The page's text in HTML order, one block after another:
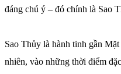
đáng chú ý – đó chính là Sao
Sao Thủy là hành tinh gần
nhiên, vào những thời điểm